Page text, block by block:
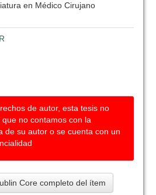
en Médico Cirujano
de autor, esta tesis no
no contamos con la
de su autor o se cuenta con un
Core completo del ítem